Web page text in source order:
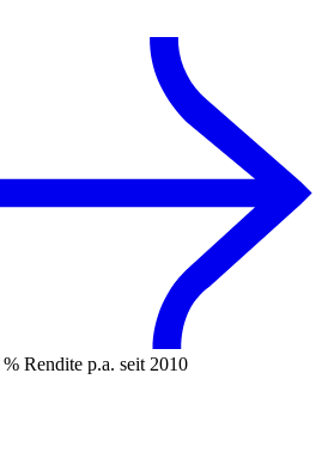
Rendite p.a. seit 2010